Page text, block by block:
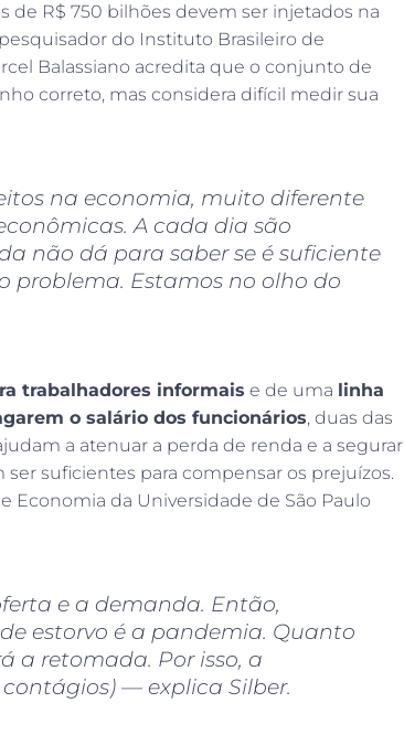
de R$ 750 bilhões devem ser injetados na
do Instituto Brasileiro de
Balassiano acredita que o conjunto de
correto, mas considera difícil medir sua
na economia, muito diferente
A cada dia são
não dá para saber se é suficiente
problema. Estamos no olho do
trabalhadores informais e de uma linha
o salário dos funcionários, duas das
a atenuar a perda de renda e a segurar
suficientes para compensar os prejuízos.
Economia da Universidade de São Paulo
e a demanda. Então,
estorvo é a pandemia. Quanto
a retomada. Por isso, a
— explica Silber.